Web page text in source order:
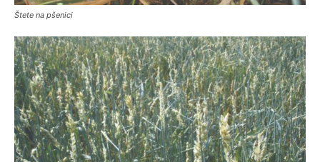
Štete na pšenici